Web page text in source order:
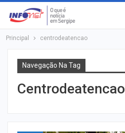
Principal centrodeatencao
Navegação Na Tag
Centrodeatencao